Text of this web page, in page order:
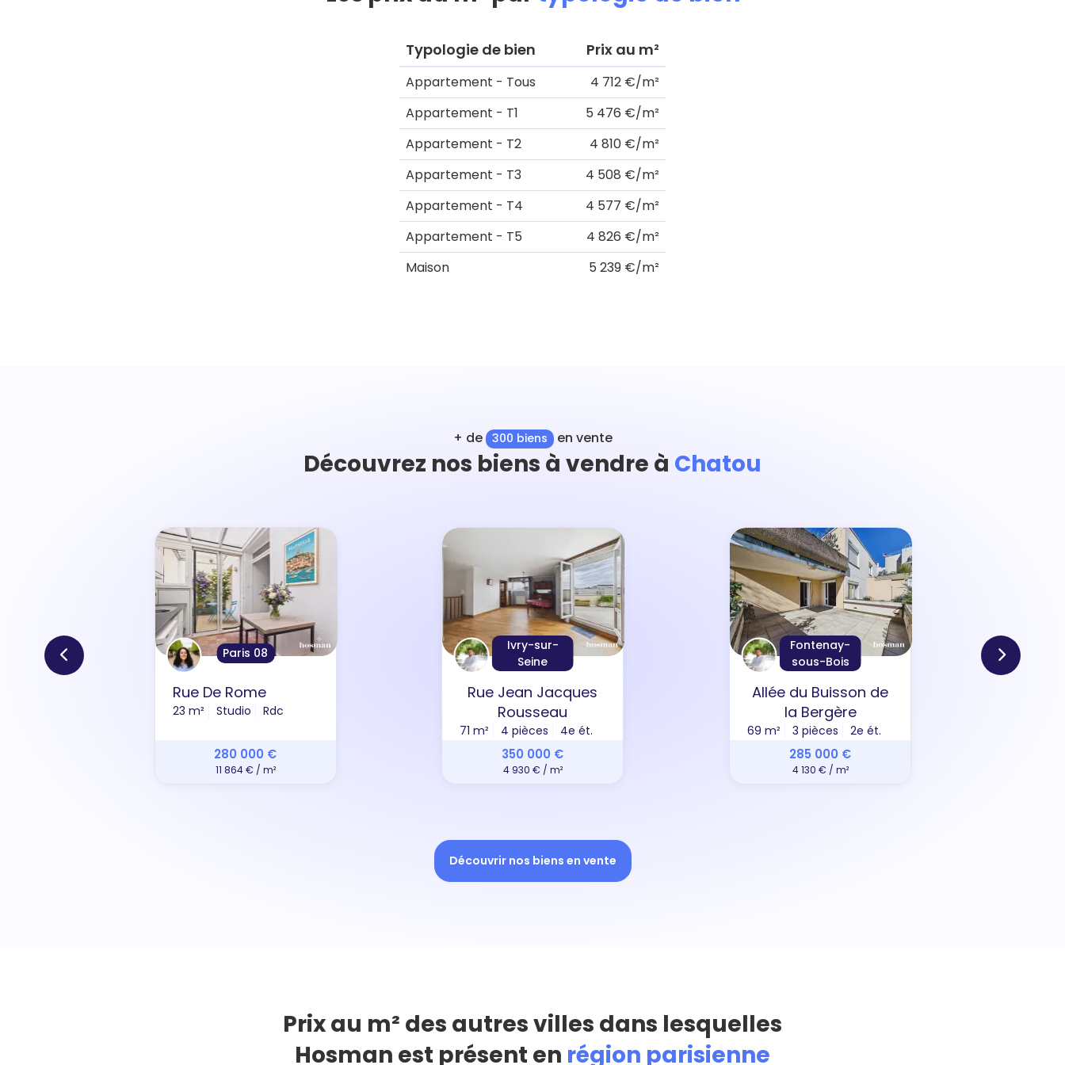
Typologie de bien Prix au m²
Appartement - Tous
4 712 €/m²
Appartement - T1
5 476 €/m²
Appartement - T2
4 810 €/m²
Appartement - T3
4 508 €/m²
Appartement - T4
4 577 €/m²
Appartement - T5
4 826 €/m²
Maison
5 239 €/m²
+ de 300 biens en vente
Découvrez nos biens à vendre à Chatou
Paris 08
Rue De Rome
23 m² Studio Rdc
280 000 €
11 864 € / m²
Ivry-sur-
Seine
Rue Jean Jacques
Rousseau
71 m² 4 pièces 4e ét.
350 000 €
4 930 € / m²
Fontenay-
sous-Bois
Allée du Buisson de
la Bergère
69 m² 3 pièces 2e ét.
285 000 €
4 130 € / m²
Découvrir nos biens en vente
Prix au m² des autres villes dans lesquelles
Hosman est présent en région parisienne